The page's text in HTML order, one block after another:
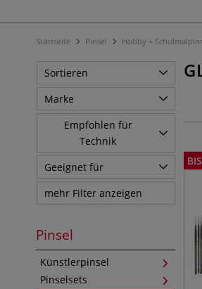
Startseite Pinsel Hobby +
Sortieren
Marke
Empfohlen für
Technik
Geeignet für
mehr Filter anzeigen
Pinsel
Künstlerpinsel
Pinselsets
BIS